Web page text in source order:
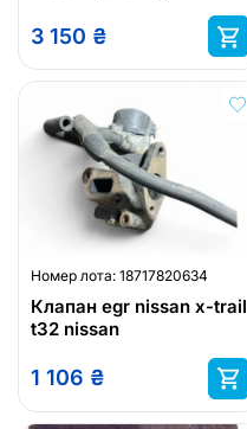
3 150 ₴
Номер лота: 18717820634
Клапан egr nissan x-trail
t32 nissan
1 106 ₴